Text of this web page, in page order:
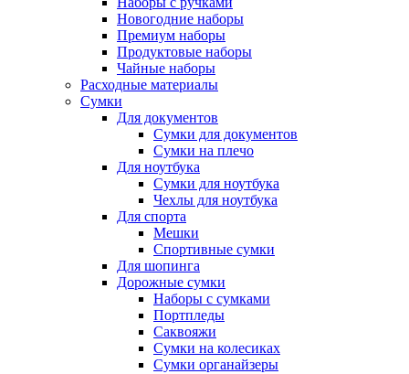
Новогодние наборы
Премиум наборы
Продуктовые наборы
Чайные наборы
Расходные материалы
Сумки
Для документов
Сумки для документов
Сумки на плечо
Для ноутбука
Сумки для ноутбука
Чехлы для ноутбука
Для спорта
Мешки
Спортивные сумки
Для шопинга
Дорожные сумки
Наборы с сумками
Портпледы
Саквояжи
Сумки на колесиках
Сумки органайзеры